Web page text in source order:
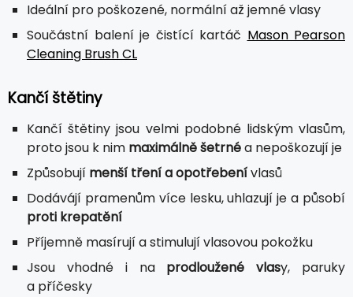
Ideální pro poškozené, normální až jemné vlasy
Součástní balení je čistící kartáč Mason Pearson
Cleaning Brush CL
Kančí štětiny
Kančí štětiny jsou velmi podobné lidským vlasům,
proto jsou k nim maximálně šetrnéa nepoškozují je
Způsobují menší tření a opotřebenívlasů
Dodávájí pramenům více lesku, uhlazují je a působí
proti krepatění
Příjemně masírují a stimulují vlasovou pokožku
Jsou vhodné i na prodloužené vlasy, paruky
a příčesky